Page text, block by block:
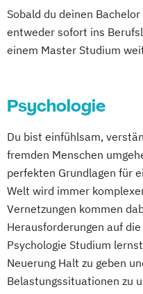
Sobald du deinen
entweder sofort ins
einem Master Studium
Psychologie
Du bist einfühlsam,
fremden Menschen
perfekten Grundlagen für
Welt wird immer
Vernetzungen kommen
Herausforderungen auf
Psychologie Studium
Neuerung Halt zu geben
Belastungssituationen zu